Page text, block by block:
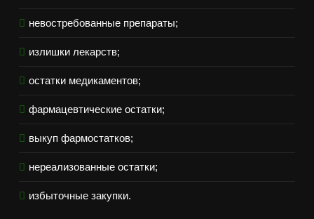
невостребованные препараты;
излишки лекарств;
остатки медикаментов;
фармацевтические остатки;
выкуп фармостатков;
нереализованные остатки;
избыточные закупки.